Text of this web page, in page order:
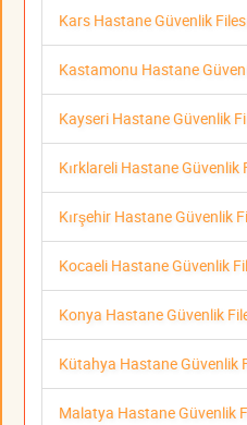
Kars Hastane Güvenlik
Kastamonu Hastane
Kayseri Hastane Güvenlik
Kırklareli Hastane Güvenlik
Kırşehir Hastane Güvenlik
Kocaeli Hastane Güvenlik
Konya Hastane Güvenlik
Kütahya Hastane Güvenlik
Malatya Hastane Güvenlik